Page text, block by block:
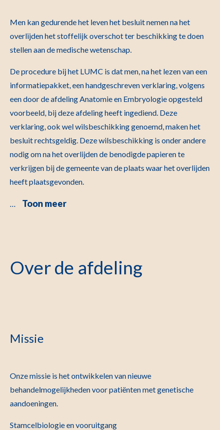
Men kan gedurende het leven het besluit nemen na het
overlijden het stoffelijk overschot ter beschikking te doen
stellen aan de medische wetenschap.
De procedure bij het LUMC is dat men, na het lezen van een
informatiepakket, een handgeschreven verklaring, volgens
een door de afdeling Anatomie en Embryologie opgesteld
voorbeeld, bij deze afdeling heeft ingediend. Deze
verklaring, ook wel wilsbeschikking genoemd, maken het
besluit rechtsgeldig. Deze wilsbeschikking is onder andere
nodig om na het overlijden de benodigde papieren te
verkrijgen bij de gemeente van de plaats waar het overlijden
heeft plaatsgevonden.
… Toon meer
Over de afdeling
Missie
Onze missie is het ontwikkelen van nieuwe
behandelmogelijkheden voor patiënten met genetische
aandoeningen.
Stamcelbiologie en vooruitgang